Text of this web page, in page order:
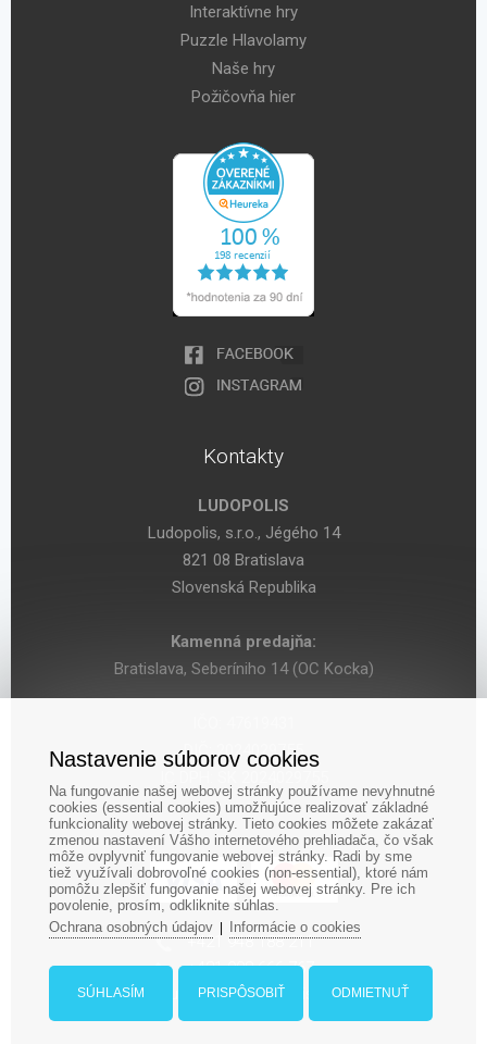
Interaktívne hry
Puzzle Hlavolamy
Naše hry
Požičovňa hier
Kontakty
LUDOPOLIS
Ludopolis, s.r.o., Jégého 14
821 08 Bratislava
Slovenská Republika
Kamenná predajňa:
Bratislava, Seberíniho 14 (OC Kocka)
DIČ: 2024029755
‎+421 948 188 211
+421 908 666 767
ludopolis@ludopolis.sk
Nastavenie súborov cookies
Na fungovanie našej webovej stránky používame nevyhnutné
cookies (essential cookies) umožňujúce realizovať základné
funkcionality webovej stránky. Tieto cookies môžete zakázať
zmenou nastavení Vášho internetového prehliadača, čo však
môže ovplyvniť fungovanie webovej stránky. Radi by sme
tiež využívali dobrovoľné cookies (non-essential), ktoré nám
pomôžu zlepšiť fungovanie našej webovej stránky. Pre ich
povolenie, prosím, odkliknite súhlas.
Ochrana osobných údajov| Informácie o cookies
SÚHLASÍM PRISPÔSOBIŤ ODMIETNUŤ